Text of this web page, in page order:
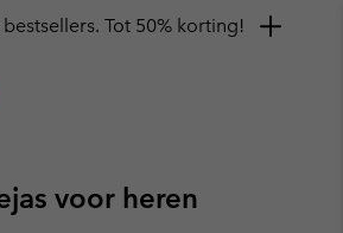
Tot 50% korting!
voor heren